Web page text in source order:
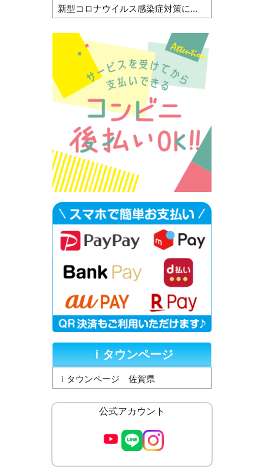
新型コロナウイルス感染症対策に...
ｉタウンページ
ｉタウンページ 佐賀県
公式アカウント